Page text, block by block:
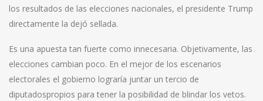
los resultados de las elecciones nacionales, el presidente Trump
directamente la dejó sellada.
Es una apuesta tan fuerte como innecesaria. Objetivamente, las
elecciones cambian poco. En el mejor de los escenarios
electorales el gobierno lograría juntar un tercio de
diputadospropios para tener la posibilidad de blindar los vetos.